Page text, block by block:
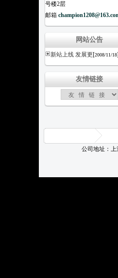
号楼2层
邮箱
网站公告
新站上线 发展更[2008/11/18]
友情链接
公司地址：